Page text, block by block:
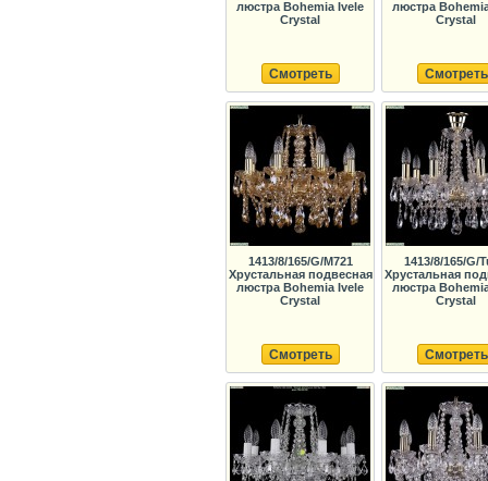
люстра Bohemia Ivele
Crystal
Смотреть
люстра
Crystal
Смотреть
1413/8/165/G/M721
Хрустальная подвесная
люстра Bohemia Ivele
Crystal
Смотреть
1413/8/165/G/
Хрустальная
люстра
Crystal
Смотреть